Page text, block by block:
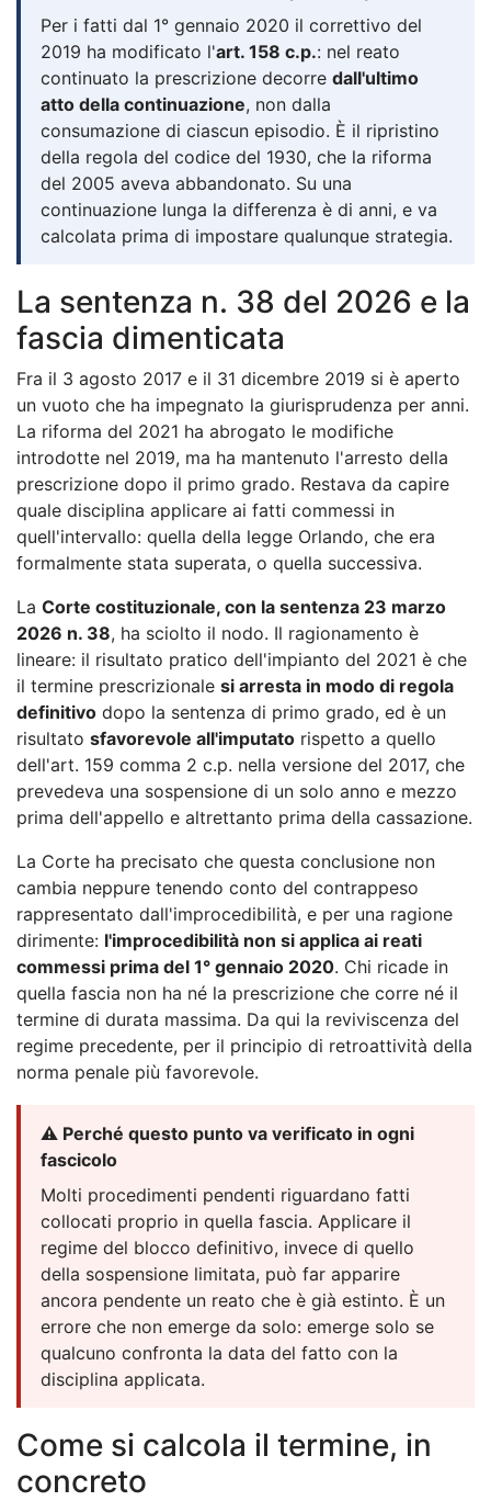
Per i fatti dal 1° gennaio 2020 il correttivo del
2019 ha modificato l'art. 158 c.p.: nel reato
continuato la prescrizione decorre dall'ultimo
atto della continuazione, non dalla
consumazione di ciascun episodio. È il ripristino
della regola del codice del 1930, che la riforma
del 2005 aveva abbandonato. Su una
continuazione lunga la differenza è di anni, e va
calcolata prima di impostare qualunque strategia.
La sentenza n. 38 del 2026 e la
fascia dimenticata
Fra il 3 agosto 2017 e il 31 dicembre 2019 si è aperto
un vuoto che ha impegnato la giurisprudenza per anni.
La riforma del 2021 ha abrogato le modifiche
introdotte nel 2019, ma ha mantenuto l'arresto della
prescrizione dopo il primo grado. Restava da capire
quale disciplina applicare ai fatti commessi in
quell'intervallo: quella della legge Orlando, che era
formalmente stata superata, o quella successiva.
La Corte costituzionale, con la sentenza 23 marzo
2026 n. 38, ha sciolto il nodo. Il ragionamento è
lineare: il risultato pratico dell'impianto del 2021 è che
il termine prescrizionale si arresta in modo di regola
definitivo dopo la sentenza di primo grado, ed è un
risultato sfavorevole all'imputato rispetto a quello
dell'art. 159 comma 2 c.p. nella versione del 2017, che
prevedeva una sospensione di un solo anno e mezzo
prima dell'appello e altrettanto prima della cassazione.
La Corte ha precisato che questa conclusione non
cambia neppure tenendo conto del contrappeso
rappresentato dall'improcedibilità, e per una ragione
dirimente: l'improcedibilità non si applica ai reati
commessi prima del 1° gennaio 2020. Chi ricade in
quella fascia non ha né la prescrizione che corre né il
termine di durata massima. Da qui la reviviscenza del
regime precedente, per il principio di retroattività della
norma penale più favorevole.
⚠️ Perché questo punto va verificato in ogni
fascicolo
Molti procedimenti pendenti riguardano fatti
collocati proprio in quella fascia. Applicare il
regime del blocco definitivo, invece di quello
della sospensione limitata, può far apparire
ancora pendente un reato che è già estinto. È un
errore che non emerge da solo: emerge solo se
qualcuno confronta la data del fatto con la
disciplina applicata.
Come si calcola il termine, in
concreto